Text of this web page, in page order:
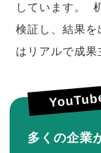
しています。
検証し、結果
はリアルで成果
多くの企業